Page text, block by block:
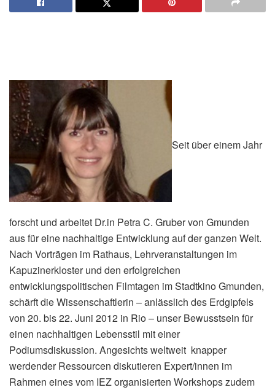
Seit über einem Jahr
forscht und arbeitet Dr.in Petra C. Gruber von Gmunden
aus für eine nachhaltige Entwicklung auf der ganzen Welt.
Nach Vorträgen im Rathaus, Lehrveranstaltungen im
Kapuzinerkloster und den erfolgreichen
entwicklungspolitischen Filmtagen im Stadtkino Gmunden,
schärft die Wissenschaftlerin – anlässlich des Erdgipfels
von 20. bis 22. Juni 2012 in Rio – unser Bewusstsein für
einen nachhaltigen Lebensstil mit einer
Podiumsdiskussion. Angesichts weltweit knapper
werdender Ressourcen diskutieren Expert/innen im
Rahmen eines vom IEZ organisierten Workshops zudem